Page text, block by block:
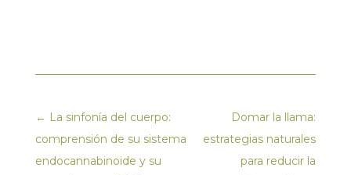
← La sinfonía del cuerpo:
comprensión de su sistema
endocannabinoide y su
Domar la llama:
estrategias naturales
para reducir la